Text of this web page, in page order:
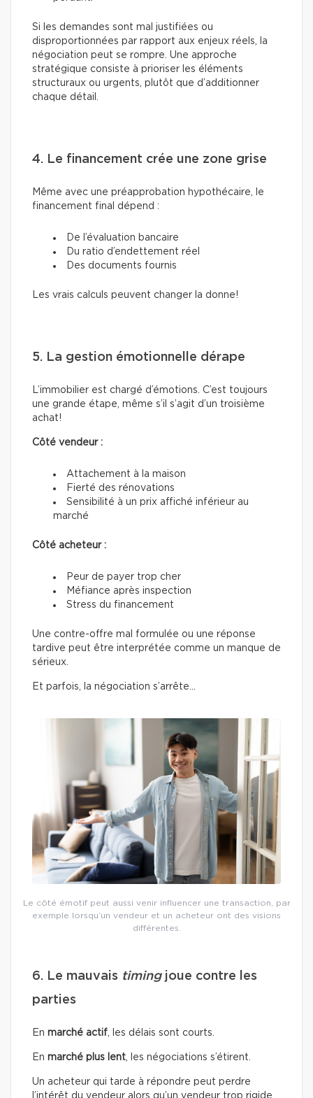
Si les demandes sont mal justifiées ou
disproportionnées par rapport aux enjeux réels, la
négociation peut se rompre. Une approche
stratégique consiste à prioriser les éléments
structuraux ou urgents, plutôt que d’additionner
chaque détail.
4. Le financement crée une zone grise
Même avec une préapprobation hypothécaire, le
financement final dépend :
De l’évaluation bancaire
Du ratio d’endettement réel
Des documents fournis
Les vrais calculs peuvent changer la donne!
5. La gestion émotionnelle dérape
L’immobilier est chargé d’émotions. C’est toujours
une grande étape, même s’il s’agit d’un troisième
achat!
Côté vendeur :
Attachement à la maison
Fierté des rénovations
Sensibilité à un prix affiché inférieur au
marché
Côté acheteur :
Peur de payer trop cher
Méfiance après inspection
Stress du financement
Une contre-offre mal formulée ou une réponse
tardive peut être interprétée comme un manque de
sérieux.
Et parfois, la négociation s’arrête…
Le côté émotif peut aussi venir influencer une transaction, par
exemple lorsqu’un vendeur et un acheteur ont des visions
différentes.
6. Le mauvais timingjoue contre les
parties
En marché actif, les délais sont courts.
En marché plus lent, les négociations s’étirent.
Un acheteur qui tarde à répondre peut perdre